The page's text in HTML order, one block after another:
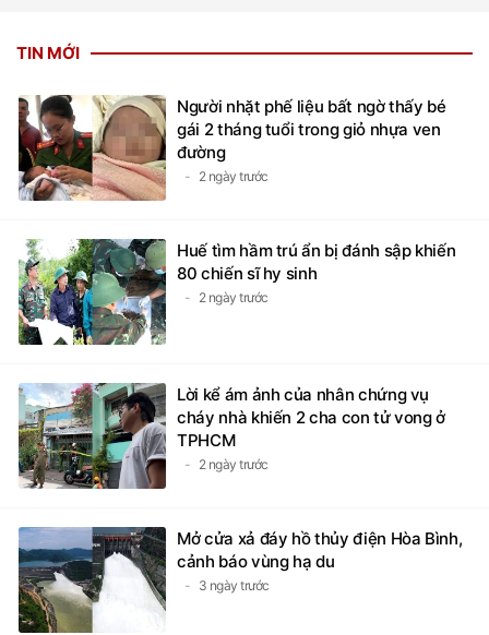
TIN MỚI
Người nhặt phế liệu bất ngờ thấy bé
gái 2 tháng tuổi trong giỏ nhựa ven
đường
2 ngày trước
Huế tìm hầm trú ẩn bị đánh sập khiến
80 chiến sĩ hy sinh
2 ngày trước
Lời kể ám ảnh của nhân chứng vụ
cháy nhà khiến 2 cha con tử vong ở
TPHCM
2 ngày trước
Mở cửa xả đáy hồ thủy điện Hòa Bình,
cảnh báo vùng hạ du
3 ngày trước